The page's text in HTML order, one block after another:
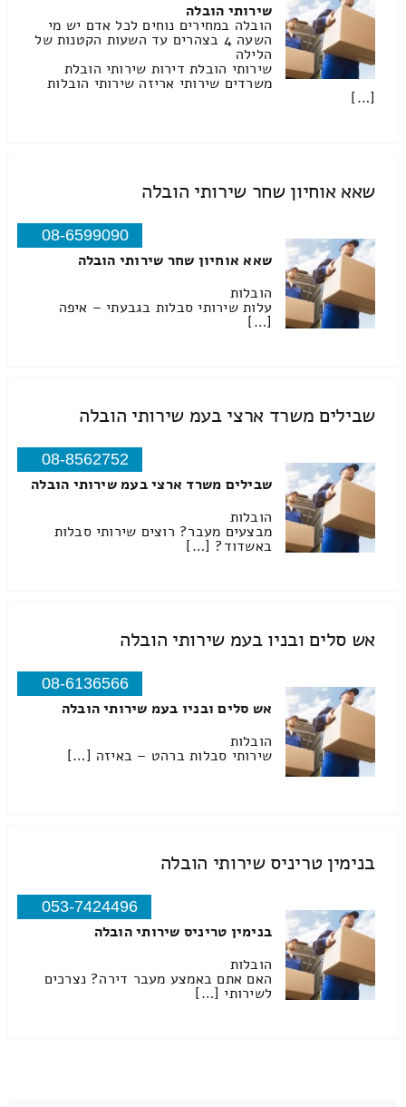
שירותי הובלה
הובלה במחירים נוחים לכל אדם יש מי
השעה 4 בצהרים עד השעות הקטנות של
הלילה
שירותי הובלת דירות שירותי הובלת
משרדים שירותי אריזה שירותי הובלות
[…]
שאא אוחיון שחר שירותי הובלה
08-6599090
שאא אוחיון שחר שירותי הובלה
הובלות
עלות שירותי סבלות בגבעתי – איפה
[…]
שבילים משרד ארצי בעמ שירותי הובלה
08-8562752
שבילים משרד ארצי בעמ שירותי הובלה
הובלות
מבצעים מעבר? רוצים שירותי סבלות
באשדוד? […]
אש סלים ובניו בעמ שירותי הובלה
08-6136566
אש סלים ובניו בעמ שירותי הובלה
הובלות
שירותי סבלות ברהט – באיזה […]
בנימין טריניס שירותי הובלה
053-7424496
בנימין טריניס שירותי הובלה
הובלות
האם אתם באמצע מעבר דירה? נצרכים
לשירותי […]